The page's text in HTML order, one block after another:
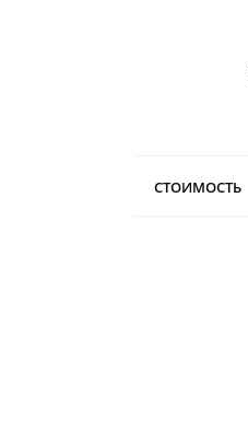
СТОИМОСТЬ